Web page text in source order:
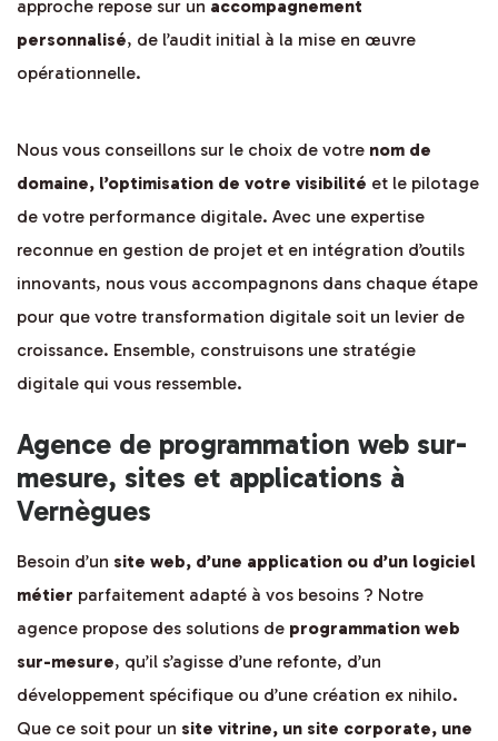
approche repose sur un accompagnement
personnalisé, de l’audit initial à la mise en œuvre
opérationnelle.
Nous vous conseillons sur le choix de votre nom de
domaine, l’optimisation de votre visibilité et le pilotage
de votre performance digitale. Avec une expertise
reconnue en gestion de projet et en intégration d’outils
innovants, nous vous accompagnons dans chaque étape
pour que votre transformation digitale soit un levier de
croissance. Ensemble, construisons une stratégie
digitale qui vous ressemble.
Agence de programmation web sur-
mesure, sites et applications à
Vernègues
Besoin d’un site web, d’une application ou d’un logiciel
métier parfaitement adapté à vos besoins ? Notre
agence propose des solutions de programmation web
sur-mesure, qu’il s’agisse d’une refonte, d’un
développement spécifique ou d’une création ex nihilo.
Que ce soit pour un site vitrine, un site corporate, une